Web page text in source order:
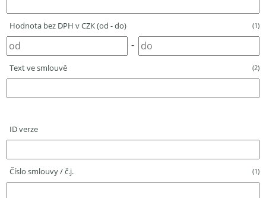
Hodnota bez DPH v CZK (od - do) (1)
-
Text ve smlouvě (2)
ID verze
Číslo smlouvy / č.j. (1)